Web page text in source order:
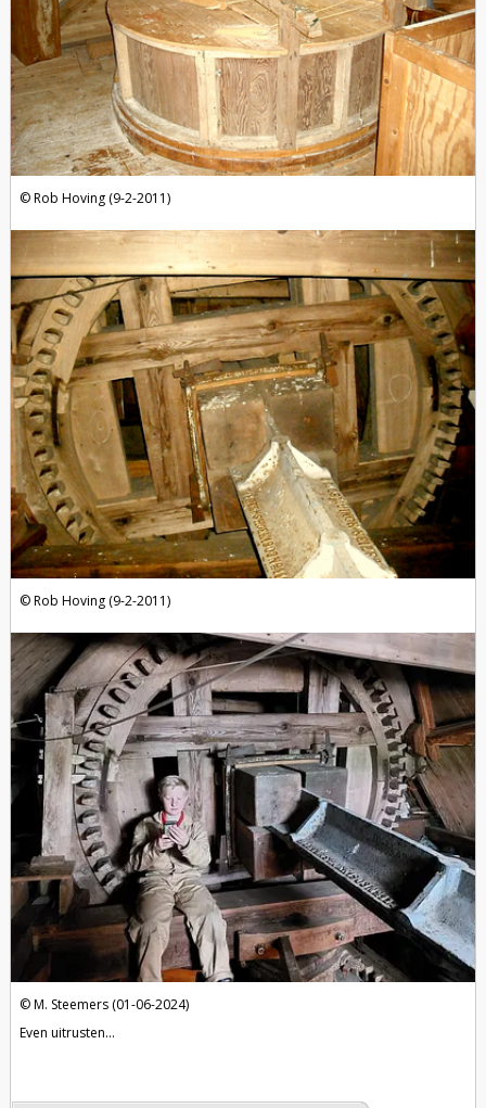
Rob Hoving (9-2-2011)
Rob Hoving (9-2-2011)
M. Steemers (01-06-2024)
Even uitrusten...